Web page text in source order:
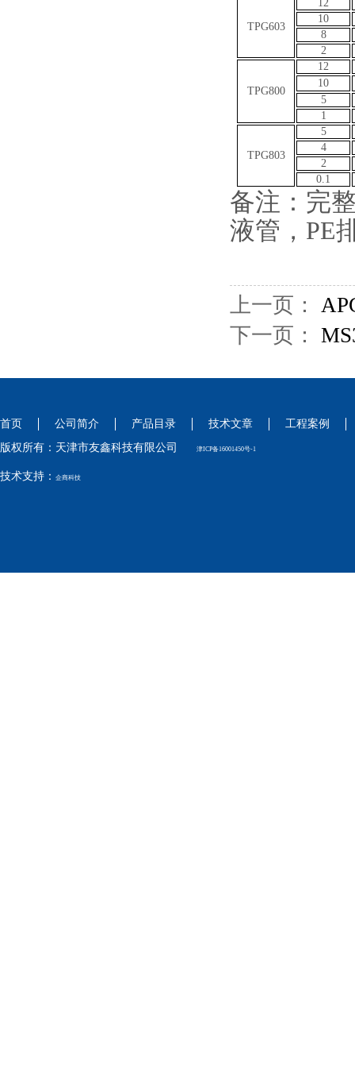
TPG603
12
10
8
2
TPG800
12
10
5
1
TPG803
5
4
2
0.1
备注：完
液管，PE
上一页：
下一页：
首页 公司简介 产品目录 技术文章
工程案例
版权所有：天津市友鑫科技有限公司
津ICP备16001450号-1
技术支持： 企商科技